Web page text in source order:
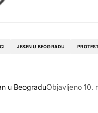
JESEN U BEOGRADU
u BeograduObjavljeno 10.